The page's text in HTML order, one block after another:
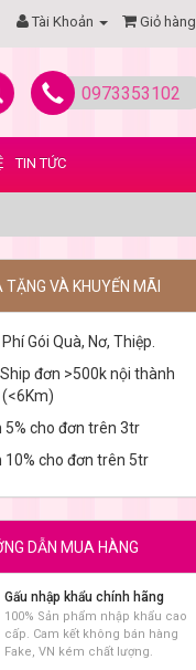
Tài Khoản Giỏ hàng
0973353102
TIN TỨC
TẶNG VÀ KHUYẾN MÃI
Gói Quà, Nơ, Thiệp.
đơn >500k nội thành
(<6Km)
5% cho đơn trên 3tr
10% cho đơn trên 5tr
DẪN MUA HÀNG
Gấu nhập khẩu chính hãng
100% Sản phẩm nhập khẩu cao
cấp. Cam kết không bán hàng
Fake, VN kém chất lượng.